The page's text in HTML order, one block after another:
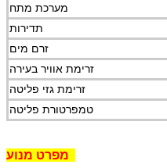
מערכת מתח
תדירות
זרם מים
זרימת אוויר בעירה
זרימת גזי פליטה
טמפרטורת פליטה
מפרט